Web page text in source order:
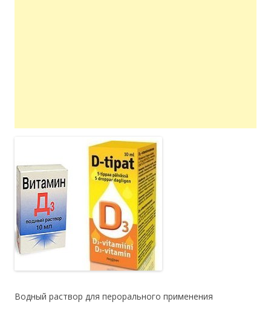
Водный раствор для перорального применения